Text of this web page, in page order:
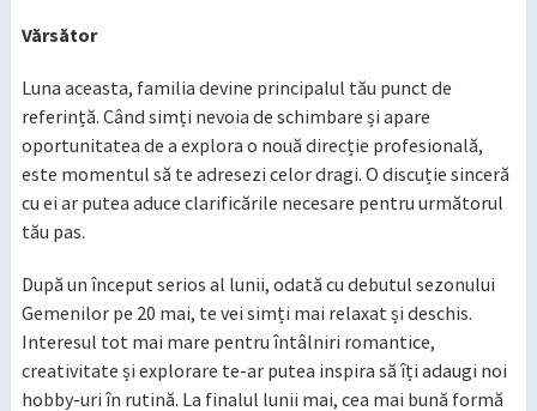
Vărsător
Luna aceasta, familia devine principalul tău punct de
referință. Când simți nevoia de schimbare și apare
oportunitatea de a explora o nouă direcție profesională,
este momentul să te adresezi celor dragi. O discuție sinceră
cu ei ar putea aduce clarificările necesare pentru următorul
tău pas.
După un început serios al lunii, odată cu debutul sezonului
Gemenilor pe 20 mai, te vei simți mai relaxat și deschis.
Interesul tot mai mare pentru întâlniri romantice,
creativitate și explorare te-ar putea inspira să îți adaugi noi
hobby-uri în rutină. La finalul lunii mai, cea mai bună formă